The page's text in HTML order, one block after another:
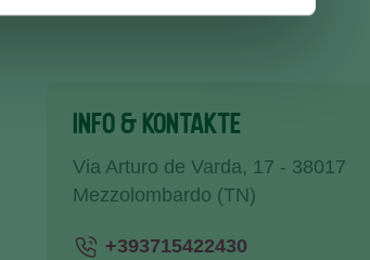
INFO & KONTAKTE
Via Arturo de Varda, 17 - 38017
Mezzolombardo (TN)
+393715422430